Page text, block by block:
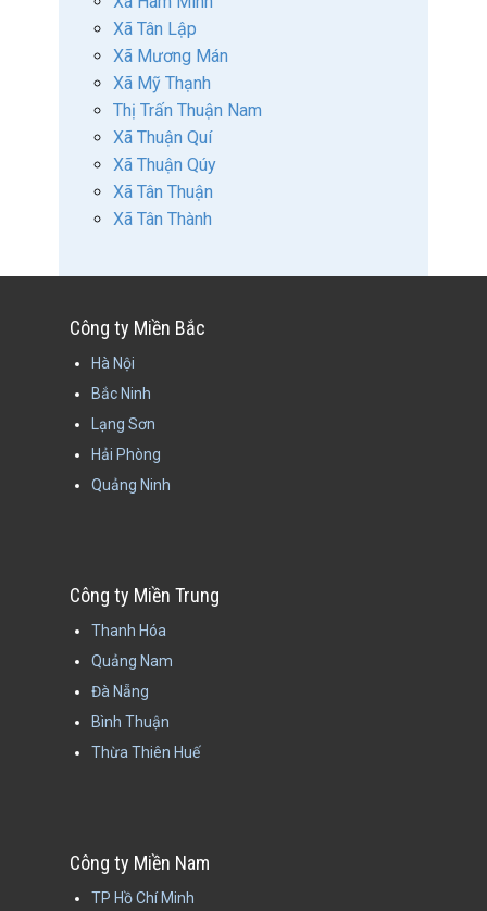
Xã Tân Lập
Xã Mương Mán
Xã Mỹ Thạnh
Thị Trấn Thuận Nam
Xã Thuận Quí
Xã Thuận Qúy
Xã Tân Thuận
Xã Tân Thành
Công ty Miền Bắc
Hà Nội
Bắc Ninh
Lạng Sơn
Hải Phòng
Quảng Ninh
Công ty Miền Trung
Thanh Hóa
Quảng Nam
Đà Nẵng
Bình Thuận
Thừa Thiên Huế
Công ty Miền Nam
TP Hồ Chí Minh